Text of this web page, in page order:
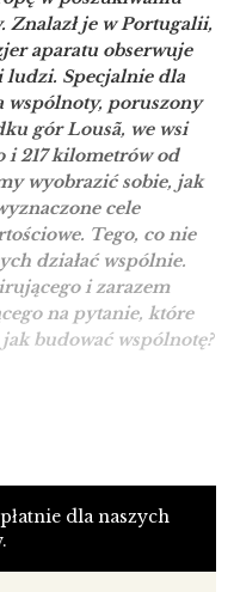
Znalazł je w Portugalii,
aparatu obserwuje
Specjalnie dla
wspólnoty, poruszony
gór Lousã, we wsi
i 217 kilometrów od
wyobrazić sobie, jak
cele
Tego, co nie
działać wspólnie.
i zarazem
na pytanie, które
budować wspólnotę?
(164 kilometry od
grupa studentów
dokłada
w 2015 roku
dla naszych